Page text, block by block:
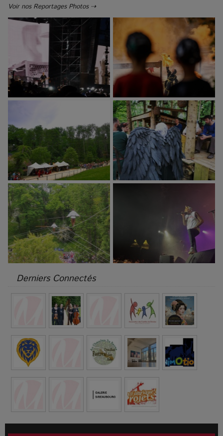
Voir nos Reportages Photos ⇢
Derniers Connectés